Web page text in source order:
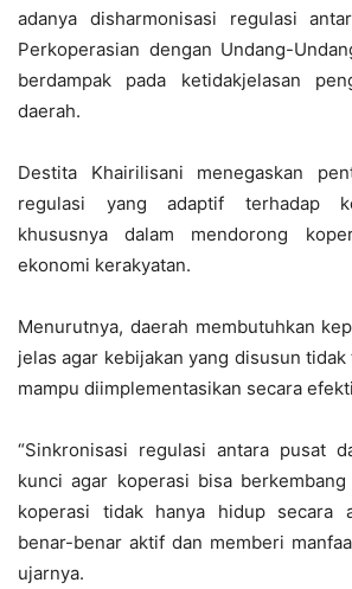
adanya disharmonisasi regulasi
Perkoperasian dengan Undang-
berdampak pada ketidakjelasan
daerah.
Destita Khairilisani menegaskan
regulasi yang adaptif terhadap
khususnya dalam mendorong
ekonomi kerakyatan.
Menurutnya, daerah membutuhkan
jelas agar kebijakan yang disusun
mampu diimplementasikan secara
“Sinkronisasi regulasi antara pusat
kunci agar koperasi bisa
koperasi tidak hanya hidup secara
benar-benar aktif dan memberi
ujarnya.